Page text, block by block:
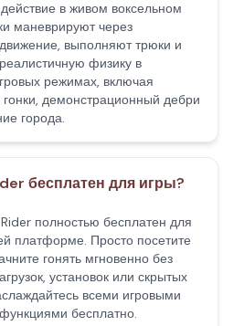
в живом воксельном
маневрируют через
выполняют трюки и
физику в
режимах, включая
демонстрационный дебри
города.
бесплатен для игры?
полностью бесплатен для
платформе. Просто посетите
гонять мгновенно без
установок или скрытых
всеми игровыми
бесплатно.